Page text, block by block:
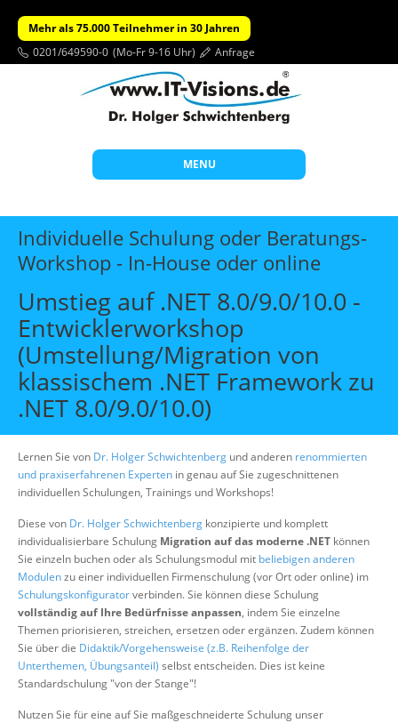
Mehr als 75.000 Teilnehmer in 30 Jahren
0201/649590-0 (Mo-Fr 9-16 Uhr) Anfrage
MENU
Start
Themen
Individuelle Schulungen
Offene Seminare
Wissen
Über uns
Individuelle Schulung oder Beratungs-
Workshop - In-House oder online
Umstieg auf .NET 8.0/9.0/10.0 -
Entwicklerworkshop
(Umstellung/Migration von
klassischem .NET Framework zu
.NET 8.0/9.0/10.0)
Lernen Sie von Dr. Holger Schwichtenberg und anderen renommierten
und praxiserfahrenen Experten in genau auf Sie zugeschnittenen
individuellen Schulungen, Trainings und Workshops!
Diese von Dr. Holger Schwichtenberg konzipierte und komplett
individualisierbare Schulung Migration auf das moderne .NET können
Sie einzeln buchen oder als Schulungsmodul mit beliebigen anderen
Modulenzu einer individuellen Firmenschulung (vor Ort oder online) im
Schulungskonfiguratorverbinden. Sie können diese Schulung
vollständig auf Ihre Bedürfnisse anpassen, indem Sie einzelne
Themen priorisieren, streichen, ersetzen oder ergänzen. Zudem können
Sie über die Didaktik/Vorgehensweise (z.B. Reihenfolge der
Unterthemen, Übungsanteil) selbst entscheiden. Dies ist keine
Standardschulung "von der Stange"!
Nutzen Sie für eine auf Sie maßgeschneiderte Schulung unser